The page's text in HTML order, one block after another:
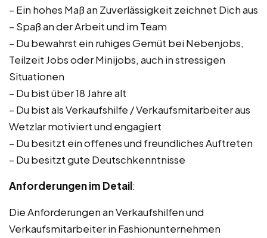
– Ein hohes Maß an Zuverlässigkeit zeichnet Dich aus
– Spaß an der Arbeit und im Team
– Du bewahrst ein ruhiges Gemüt bei Nebenjobs,
Teilzeit Jobs oder Minijobs, auch in stressigen
Situationen
– Du bist über 18 Jahre alt
– Du bist als Verkaufshilfe / Verkaufsmitarbeiter aus
Wetzlar motiviert und engagiert
– Du besitzt ein offenes und freundliches Auftreten
– Du besitzt gute Deutschkenntnisse
Anforderungen im Detail:
Die Anforderungen an Verkaufshilfen und
Verkaufsmitarbeiter in Fashionunternehmen